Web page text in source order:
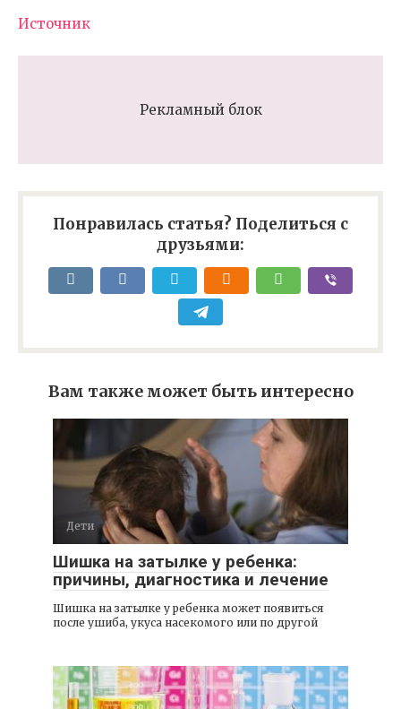
Источник
Рекламный блок
Понравилась статья? Поделиться с
друзьями:
Вам также может быть интересно
Дети
Шишка на затылке у ребенка:
причины, диагностика и лечение
Шишка на затылке у ребенка может появиться
после ушиба, укуса насекомого или по другой